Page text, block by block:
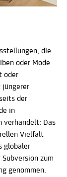
die
oder Mode
oder
jüngerer
der
in
verhandelt: Das
Vielfalt
globaler
zum
genommen.